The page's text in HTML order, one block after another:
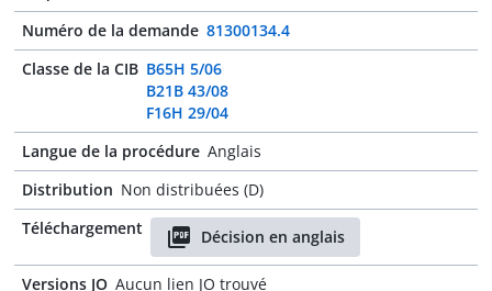
Numéro de la demande 81300134.4
Classe de la CIB B65H 5/06
B21B 43/08
F16H 29/04
Langue de la procédure Anglais
Distribution Non distribuées (D)
Téléchargement
Décision en anglais
Versions JO Aucun lien JO trouvé